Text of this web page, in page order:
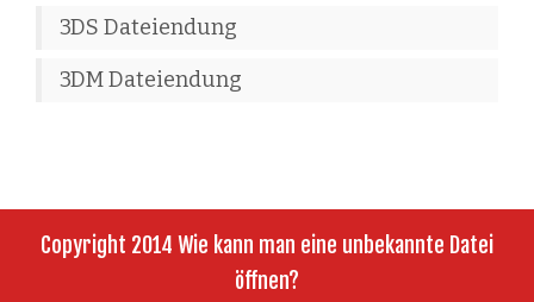
3DS Dateiendung
3DM Dateiendung
Copyright 2014 Wie kann man eine unbekannte Datei
öffnen?